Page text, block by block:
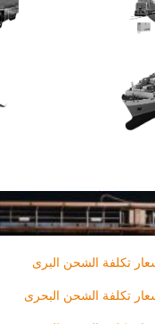
تكلفة الشحن البرى
تكلفة الشحن البحرى